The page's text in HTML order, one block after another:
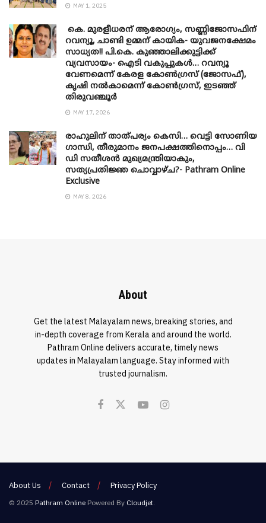
MAY 1, 2025
കെ. മുരളീധരന് ആരോഗ്യം, സണ്ണിജോസഫിന്
റവന്യൂ, ചാണ്ടി ഉമ്മന് കായിക- യുവജനക്ഷേമം
സാധ്യത!! പി.കെ. കുഞ്ഞാലിക്കുട്ടിക്ക്
വ്യവസായം- ഐടി വകുപ്പുകൾ… റവന്യൂ
വേണമെന്ന് കേരള കോൺഗ്രസ് (ജോസഫ്),
കൃഷി നൽകാമെന്ന് കോൺഗ്രസ്, ഇടഞ്ഞ്
തിരുവഞ്ചൂർ
MAY 17, 2026
രാഹുലിന് താത്പര്യം കെസി… വെട്ടി സോണിയ
​ഗാന്ധി, തീരുമാനം ജനപക്ഷത്തിനൊപ്പം… വി
ഡി സതീശൻ മുഖ്യമന്ത്രിയാകും,
സത്യപ്രതിജ്ഞ ചൊവ്വാഴ്ച?- Pathram Online
Exclusive
MAY 8, 2026
About
Get the latest Malayalam news, breaking stories, and
in-depth coverage from Kerala and around the world.
Pathram Online delivers accurate, timely news
updates in Malayalam language. Stay informed with
trusted journalism.
About Us Contact Privacy Policy
© 2025 Pathram Online Powered By Cloudjet